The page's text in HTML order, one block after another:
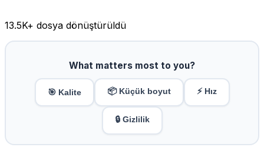
13.5K+ dosya dönüştürüldü
What matters most to you?
🎯 Kalite 📦 Küçük boyut ⚡ Hız
🔒 Gizlilik